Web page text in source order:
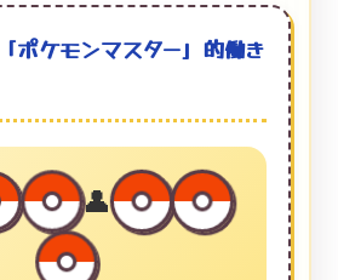
ポケモンマスター」的働き
👤